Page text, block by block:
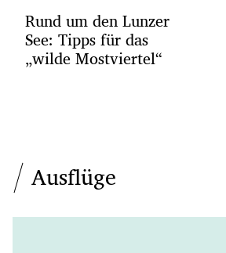
Rund um den Lunzer
See: Tipps für das
„wilde Mostviertel“
Ausflüge